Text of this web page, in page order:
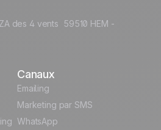
des 4 vents 59510 HEM -
Canaux
Emailing
Marketing par SMS
WhatsApp